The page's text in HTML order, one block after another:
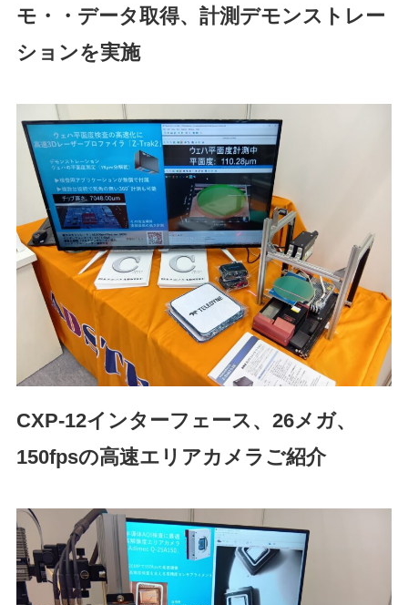
モ・・データ取得、計測デモンストレー
ションを実施
CXP-12インターフェース、26メガ、
150fpsの高速エリアカメラご紹介